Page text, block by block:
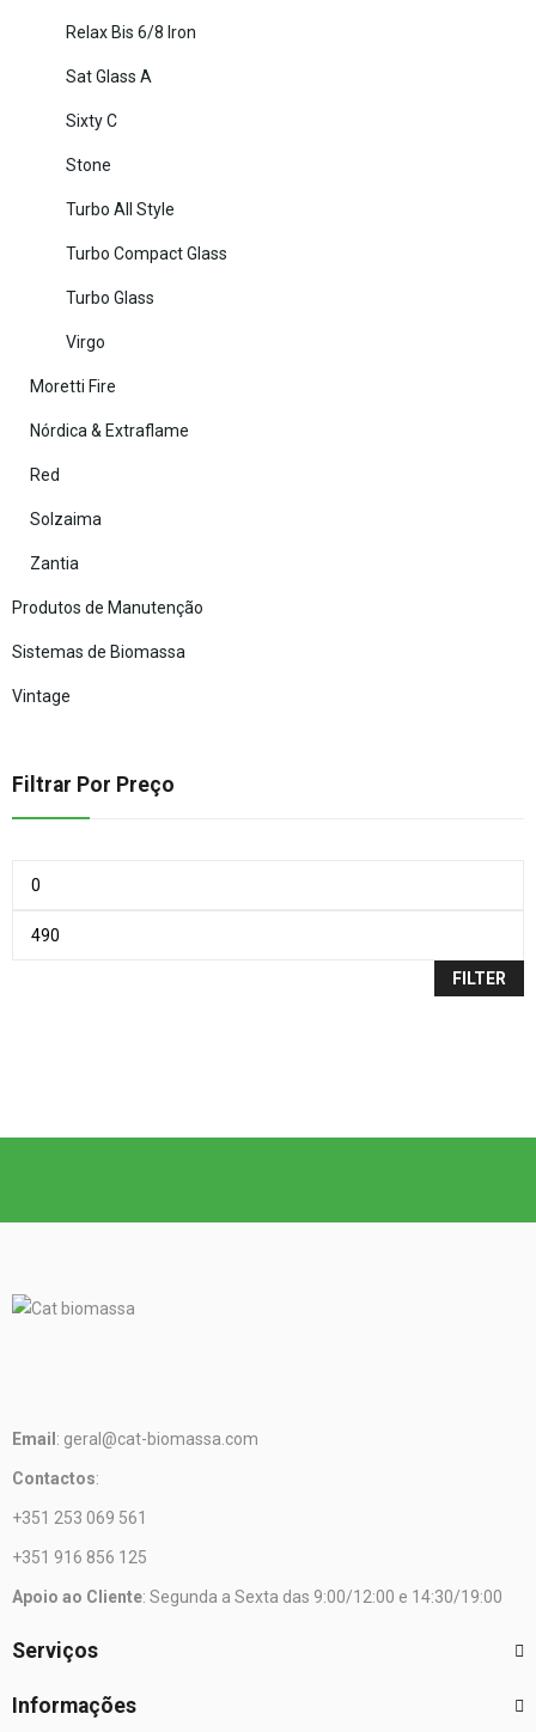
Relax Bis 6/8 Iron
Sat Glass A
Sixty C
Stone
Turbo All Style
Turbo Compact Glass
Turbo Glass
Virgo
Moretti Fire
Nórdica & Extraflame
Red
Solzaima
Zantia
Produtos de Manutenção
Sistemas de Biomassa
Vintage
Filtrar Por Preço
FILTER
Email : geral@cat-biomassa.com
Contactos:
+351 253 069 561
+351 916 856 125
Apoio ao Cliente: Segunda a Sexta das 9:00/12:00 e 14:30/19:00
Serviços
Informações